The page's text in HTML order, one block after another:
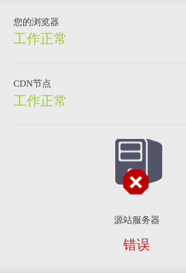
您的浏览器
工作正常
CDN节点
工作正常
源站服务器
错误